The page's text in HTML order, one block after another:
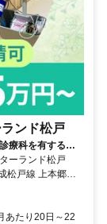
ンド松戸
療科を有する総
ーランド松戸
戸線 上本郷北
新京成線「松戸
あたり20日～22